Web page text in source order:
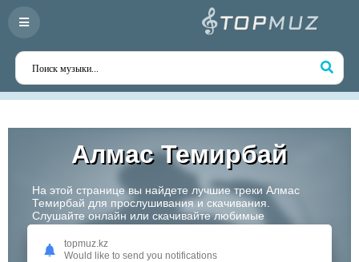
Алмас Темирбай
На этой странице вы найдете лучшие треки Алмас
Темирбай для прослушивания и скачивания.
Слушайте онлайн или скачивайте любимые
композиции в высоком качестве. Откройте для себя
творчество одного из самых перспективных артистов
Казахстана!
topmuz.kz
Would like to send you notifications